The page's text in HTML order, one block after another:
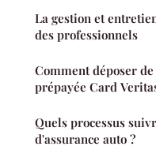
La gestion et
des professionnels
Comment déposer
prépayée Card
Quels processus
d'assurance auto ?